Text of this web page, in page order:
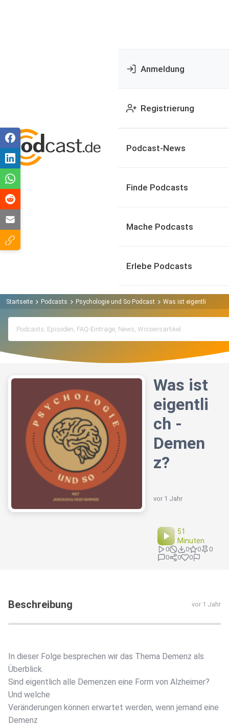
Anmeldung
Registrierung
Podcast-News
Finde Podcasts
Mache Podcasts
Erlebe Podcasts
Startseite Podcasts Psychologie und So Podcast Was ist eigentlich -
Was ist
eigentli
ch -
Demen
z?
vor 1 Jahr
51
Minuten
0 0 0
0
0
0 0
Beschreibung vor 1 Jahr
In dieser Folge besprechen wir das Thema Demenz als
Überblick.
Sind eigentlich alle Demenzen eine Form von Alzheimer?
Und welche
Veränderungen können erwartet werden, wenn jemand eine
Demenz